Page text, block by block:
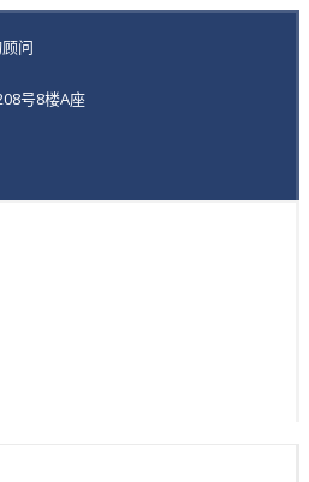
问
号8楼A座